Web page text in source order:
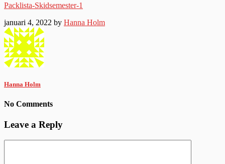
Packlista-Skidsemester-1
januari 4, 2022 by Hanna Holm
Hanna Holm
No Comments
Leave a Reply